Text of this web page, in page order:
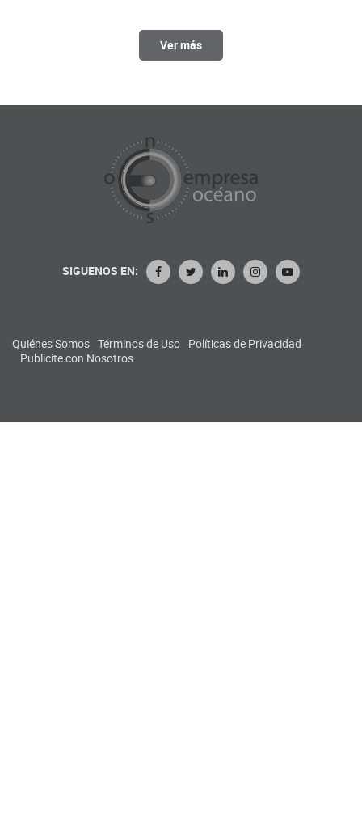
Ver más
SIGUENOS EN:
Quiénes Somos Términos de Uso Políticas de Privacidad
Publicite con Nosotros